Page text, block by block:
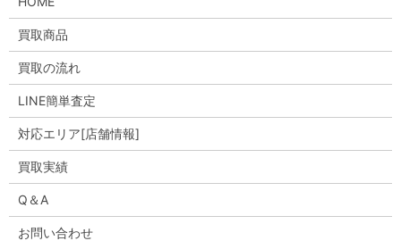
買取商品
買取の流れ
LINE簡単査定
対応エリア[店舗情報]
買取実績
Q＆A
お問い合わせ